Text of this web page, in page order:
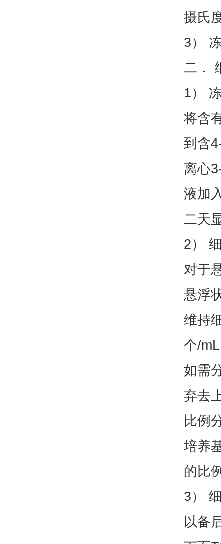
摄氏
3）
二．
1）
将含
到含
离心
液加
二天
2）
对于
悬浮
维持
个/
如需
弃去
比例
培养
的比
3）
以备